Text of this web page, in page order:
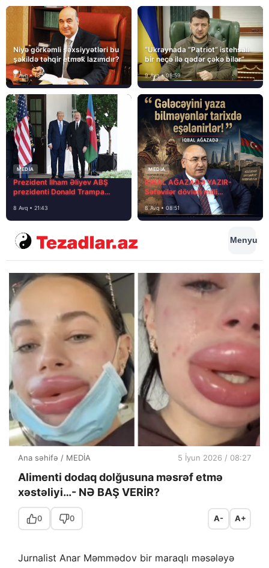
Niyə görkəmli şəxsiyyətləri bu
şəkildə təhqir etmək lazımdır?
9 Avq • 13:16
“Ukraynada “Patriot” istehsalı
bir neçə ilə qədər çəkə bilər”
9 Avq • 08:59
MEDİA
Prezident İlham Əliyev ABŞ
prezidenti Donald Trampa
8 Avq • 21:43
MEDİA
İQBAL AĞAZADƏ YAZIR-
Səfəvilər dövləti milli
dövlətdirmi?
8 Avq • 08:51
Menyu
Ana səhifə / MEDİA 5 İyun 2026 / 08:27
Alimenti dodaq dolğusuna məsrəf etmə
xəstəliyi…- NƏ BAŞ VERİR?
0 0 A- A+
Jurnalist Anar Məmmədov bir maraqlı məsələyə